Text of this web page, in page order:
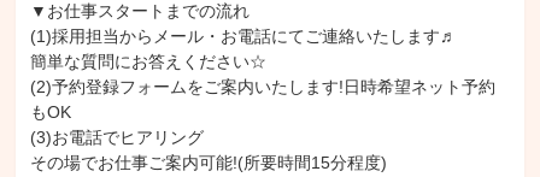
▼お仕事スタートまでの流れ
(1)採用担当からメール・お電話にてご連絡いたします♬
簡単な質問にお答えください☆
(2)予約登録フォームをご案内いたします!日時希望ネット予約
もOK
(3)お電話でヒアリング
その場でお仕事ご案内可能!(所要時間15分程度)